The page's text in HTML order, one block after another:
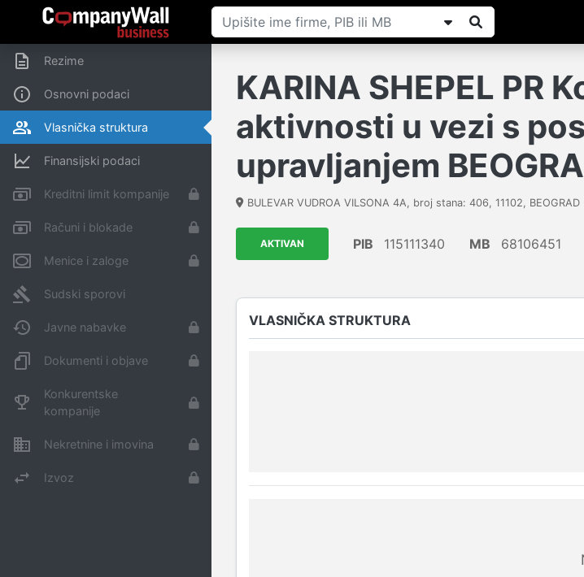
Rezime
Osnovni podaci
Vlasnička struktura
Finansijski podaci
Kreditni limit kompanije
Računi i blokade
Menice i zaloge
Sudski sporovi
Javne nabavke
Dokumenti i objave
Konkurentske
kompanije
Nekretnine i imovina
Izvoz
KARINA SHEPEL PR
aktivnosti u vezi s
upravljanjem
BULEVAR VUDROA VILSONA 4A, broj stana: 406, 11102,
AKTIVAN PIB 115111340 MB 68106451
VLASNIČKA STRUKTURA